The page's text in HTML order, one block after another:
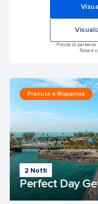
Prezzo di partenza
Tasse e
2 Notti
Perfect Day
Prenota e Risparmia